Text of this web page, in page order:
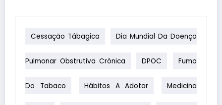
Cessação Tábagica Dia Mundial Da Doença
Pulmonar Obstrutiva Crónica DPOC Fumo
Do Tabaco Hábitos A Adotar Medicina